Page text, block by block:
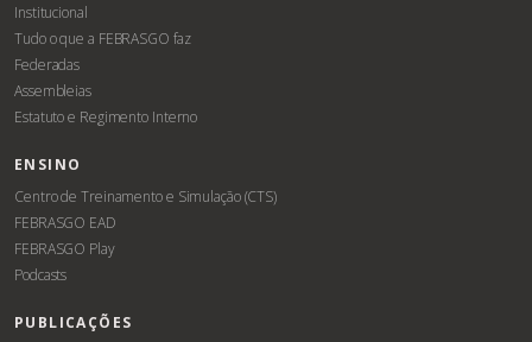
Institucional
Tudo o que a FEBRASGO faz
Federadas
Assembleias
Estatuto e Regimento Interno
ENSINO
Centro de Treinamento e Simulação (CTS)
FEBRASGO EAD
FEBRASGO Play
Podcasts
PUBLICAÇÕES